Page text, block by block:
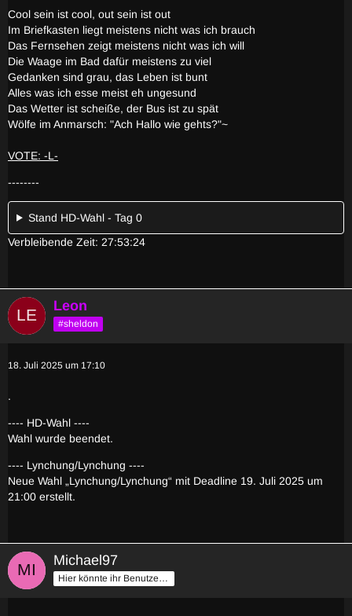
Cool sein ist cool, out sein ist out
Im Briefkasten liegt meistens nicht was ich brauch
Das Fernsehen zeigt meistens nicht was ich will
Die Waage im Bad dafür meistens zu viel
Gedanken sind grau, das Leben ist bunt
Alles was ich esse meist eh ungesund
Das Wetter ist scheiße, der Bus ist zu spät
Wölfe im Anmarsch: "Ach Hallo wie gehts?"~
VOTE: -L-
--------
Stand HD-Wahl - Tag 0
Verbleibende Zeit: 27:53:24
Leon
#sheldon
18. Juli 2025 um 17:10
.
---- HD-Wahl ----
Wahl wurde beendet.
---- Lynchung/Lynchung ----
Neue Wahl „Lynchung/Lynchung“ mit Deadline 19. Juli 2025 um
21:00 erstellt.
Michael97
Hier könnte ihr Benutzertitel